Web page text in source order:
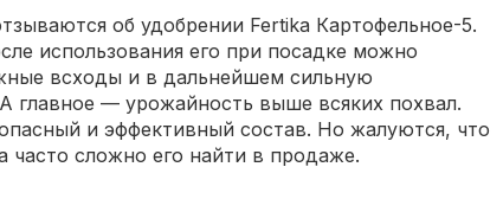
об удобрении Fertika Картофельное-5.
использования его при посадке можно
всходы и в дальнейшем сильную
главное — урожайность выше всяких похвал.
и эффективный состав. Но жалуются, что
часто сложно его найти в продаже.